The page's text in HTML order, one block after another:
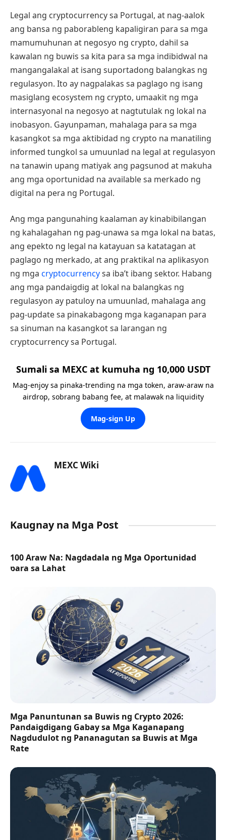
Legal ang cryptocurrency sa Portugal, at nag-aalok
ang bansa ng paborableng kapaligiran para sa mga
mamumuhunan at negosyo ng crypto, dahil sa
kawalan ng buwis sa kita para sa mga indibidwal na
mangangalakal at isang suportadong balangkas ng
regulasyon. Ito ay nagpalakas sa paglago ng isang
masiglang ecosystem ng crypto, umaakit ng mga
internasyonal na negosyo at nagtutulak ng lokal na
inobasyon. Gayunpaman, mahalaga para sa mga
kasangkot sa mga aktibidad ng crypto na manatiling
informed tungkol sa umuunlad na legal at regulasyon
na tanawin upang matiyak ang pagsunod at makuha
ang mga oportunidad na available sa merkado ng
digital na pera ng Portugal.
Ang mga pangunahing kaalaman ay kinabibilangan
ng kahalagahan ng pag-unawa sa mga lokal na batas,
ang epekto ng legal na katayuan sa katatagan at
paglago ng merkado, at ang praktikal na aplikasyon
ng mga cryptocurrencysa iba’t ibang sektor. Habang
ang mga pandaigdig at lokal na balangkas ng
regulasyon ay patuloy na umuunlad, mahalaga ang
pag-update sa pinakabagong mga kaganapan para
sa sinuman na kasangkot sa larangan ng
cryptocurrency sa Portugal.
Sumali sa MEXC at kumuha ng 10,000 USDT
Mag-enjoy sa pinaka-trending na mga token, araw-araw na
airdrop, sobrang babang fee, at malawak na liquidity
Mag-sign Up
MEXC Wiki
Kaugnay na Mga Post
100 Araw Na: Nagdadala ng Mga Oportunidad
para sa Lahat
Mga Panuntunan sa Buwis ng Crypto 2026:
Pandaigdigang Gabay sa Mga Kaganapang
Nagdudulot ng Pananagutan sa Buwis at Mga
Rate